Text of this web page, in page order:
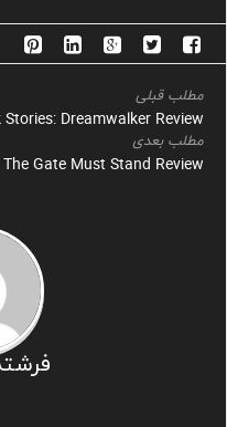
مطلب قبلی
Stories: Dreamwalker Review
مطلب بعدی
The Gate Must Stand Review